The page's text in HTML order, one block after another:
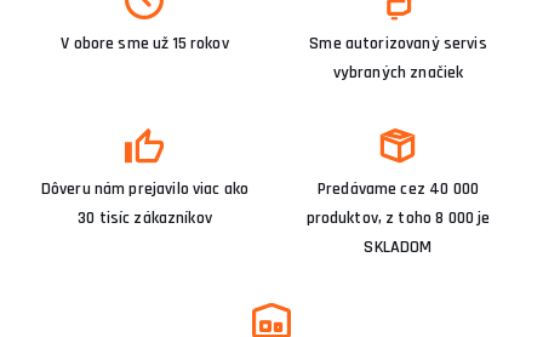
V obore sme už 15 rokov
Sme autorizovaný servis
vybraných značiek
Dôveru nám prejavilo viac ako
30 tisíc zákazníkov
Predávame cez 40 000
produktov, z toho 8 000 je
SKLADOM